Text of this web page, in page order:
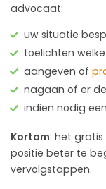
advocaat:
uw situatie
toelichten
aangeven of
nagaan of er
indien nodig
Kortom: het
positie beter te
vervolgstappen.